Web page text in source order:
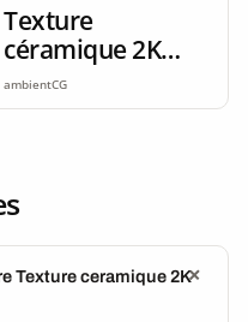
Texture
céramique 2K
seamless
ambientCG
Texture ceramique 2K